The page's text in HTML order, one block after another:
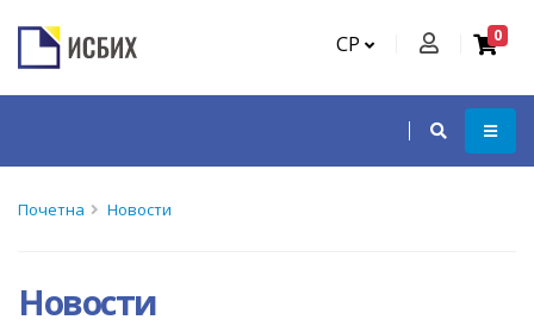
СР 0
Почетна Новости
Новости